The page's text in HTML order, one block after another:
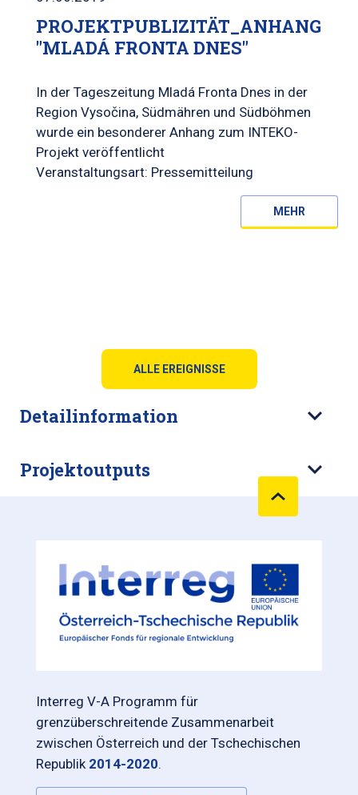
PROJEKTPUBLIZITÄT_ANHANG
"MLADÁ FRONTA DNES"
In der Tageszeitung Mladá Fronta Dnes in der
Region Vysočina, Südmähren und Südböhmen
wurde ein besonderer Anhang zum INTEKO-
Projekt veröffentlicht
Veranstaltungsart: Pressemitteilung
MEHR
ALLE EREIGNISSE
Detailinformation
Projektoutputs
Interreg V-A Programm für
grenzüberschreitende Zusammenarbeit
zwischen Österreich und der Tschechischen
Republik 2014-2020.